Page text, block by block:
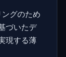
グのため
づいたデ
現する薄